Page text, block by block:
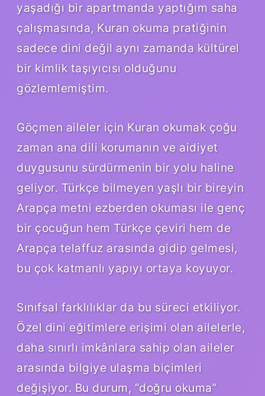
yaşadığı bir apartmanda yaptığım saha
çalışmasında, Kuran okuma pratiğinin
sadece dini değil aynı zamanda kültürel
bir kimlik taşıyıcısı olduğunu
gözlemlemiştim.
Göçmen aileler için Kuran okumak çoğu
zaman ana dili korumanın ve aidiyet
duygusunu sürdürmenin bir yolu haline
geliyor. Türkçe bilmeyen yaşlı bir bireyin
Arapça metni ezberden okuması ile genç
bir çocuğun hem Türkçe çeviri hem de
Arapça telaffuz arasında gidip gelmesi,
bu çok katmanlı yapıyı ortaya koyuyor.
Sınıfsal farklılıklar da bu süreci etkiliyor.
Özel dini eğitimlere erişimi olan ailelerle,
daha sınırlı imkânlara sahip olan aileler
arasında bilgiye ulaşma biçimleri
değişiyor. Bu durum, “doğru okuma”